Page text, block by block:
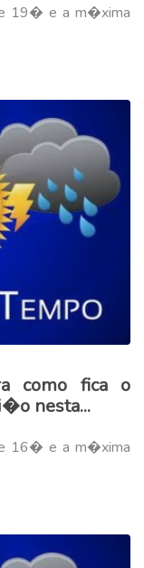
19� e a m�xima
como fica o
nesta...
16� e a m�xima